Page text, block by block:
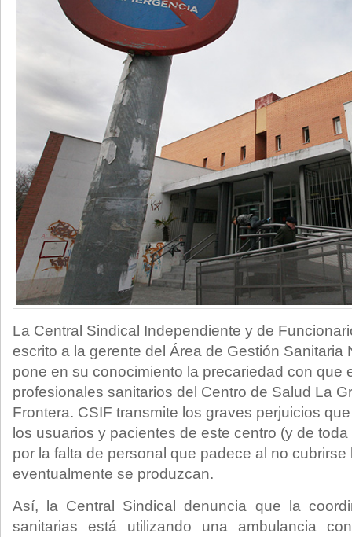
La Central Sindical Independiente y de
escrito a la gerente del Área de Gestión Sanitaria
pone en su conocimiento la precariedad con que
profesionales sanitarios del Centro de Salud La
Frontera. CSIF transmite los graves perjuicios
los usuarios y pacientes de este centro (y de
por la falta de personal que padece al no cubrirse
eventualmente se produzcan.
Así, la Central Sindical denuncia que la
sanitarias está utilizando una ambulancia